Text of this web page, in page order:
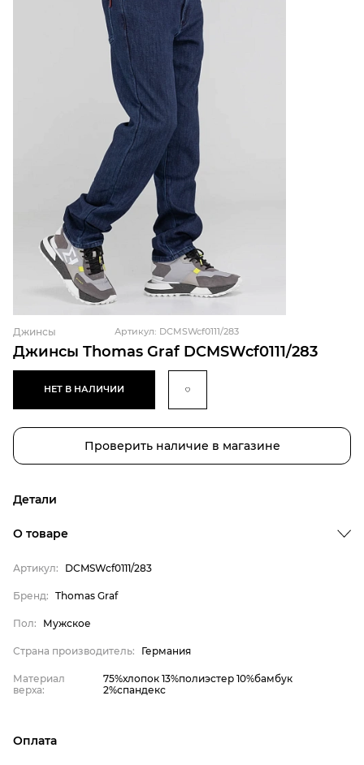
Джинсы Thomas Graf DCMSWcf0111/283
Джинсы Артикул: DCMSWcf0111/283
НЕТ В НАЛИЧИИ
Проверить наличие в магазине
Детали
Бренд
Thomas Graf
О товаре
Артикул: DCMSWcf0111/283
Бренд: Thomas Graf
Пол: Мужское
Страна производитель: Германия
Материал
верха:
75%хлопок 13%полиэстер 10%бамбук
2%спандекс
Оплата